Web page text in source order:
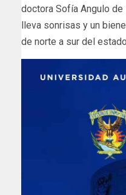
doctora Sofía Angulo de
lleva sonrisas y un
de norte a sur del